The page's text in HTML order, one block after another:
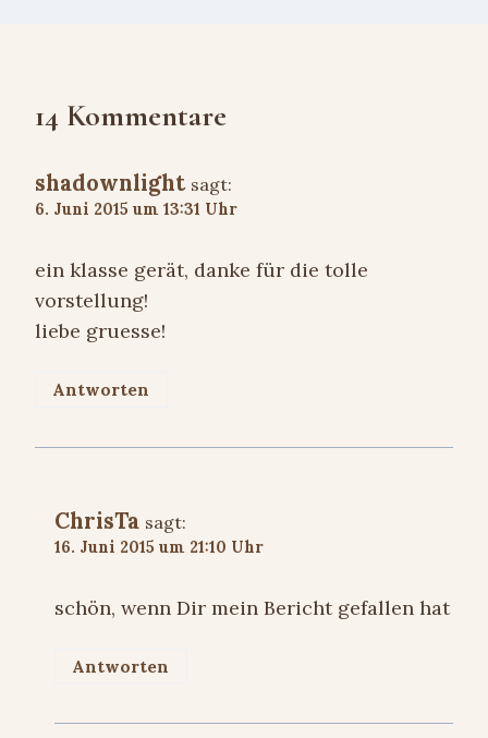
14 Kommentare
shadownlight sagt:
6. Juni 2015 um 13:31 Uhr
ein klasse gerät, danke für die tolle
vorstellung!
liebe gruesse!
Antworten
ChrisTa sagt:
16. Juni 2015 um 21:10 Uhr
schön, wenn Dir mein Bericht gefallen hat
Antworten